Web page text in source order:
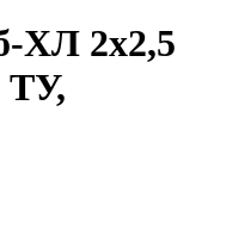
ХЛ 2х2,5
ТУ,